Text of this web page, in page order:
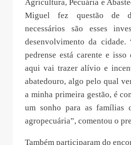
Agricultura, Pecuária e
Miguel fez questão de
necessários são esses
desenvolvimento da cidade.
pedrense está carente e isso
aqui vai trazer alívio e
abatedouro, algo pelo qual
a minha primeira gestão, é
um sonho para as famílias
agropecuária”, comentou o
Também participaram do